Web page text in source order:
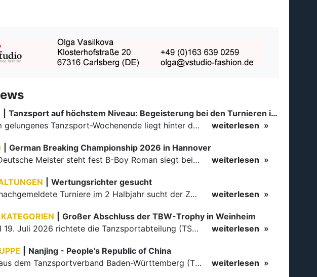
Tanzsport auf höchstem Niveau: Begeisterung bei den Turnieren in…
Ein rundum gelungenes Tanzsport-Wochenende liegt hinter den Paaren und Organisatoren in Enzklösterle. Am 1. und 2. August 2026 verwandelte sich die Festhalle wieder in einen lebendigen Mittelpunkt des…
weiterlesen
German Breaking Championship 2026 in Hannover
Der erste Deutsche Meister steht fest B-Boy Roman siegt bei den Juniors
weiterlesen
Wertungsrichter gesucht
Für einige nachgemeldete Turniere im 2 Halbjahr sucht der ZWE noch Wertungsrichter.
weiterlesen
Großer Abschluss der TBW-Trophy in Weinheim
Am 18. und 19. Juli 2026 richtete die Tanzsportabteilung (TSA) der TSG 1862 Weinheim das Abschlussturnier der diesjährigen TBW-Trophy-Serie aus. Zum traditionellen Saisonfinale kamen rund 400 Starts über…
weiterlesen
Nanjing - People's Republic of China
Die Paare aus dem Tanzsportverband Baden-Württemberg (TBW) haben beim hochklassig besetzten WDSF GrandSlam im chinesischen Nanjing wieder einmal auf internationalem Top-Niveau geglänzt. Das…
weiterlesen